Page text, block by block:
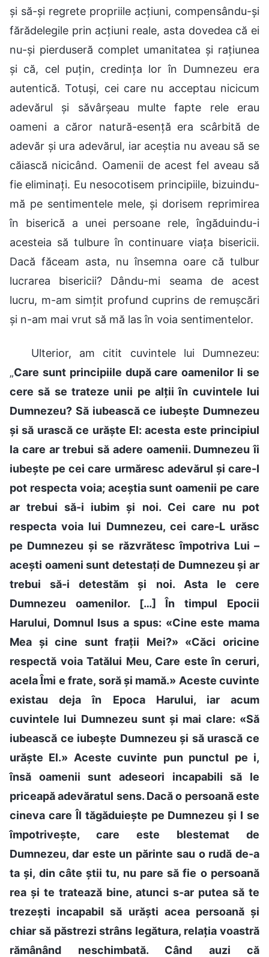
și să-și regrete propriile acțiuni, compensându-și
fărădelegile prin acțiuni reale, asta dovedea că ei
nu-și pierduseră complet umanitatea și rațiunea
și că, cel puțin, credința lor în Dumnezeu era
autentică. Totuși, cei care nu acceptau nicicum
adevărul și săvârșeau multe fapte rele erau
oameni a căror natură-esență era scârbită de
adevăr și ura adevărul, iar aceștia nu aveau să se
căiască nicicând. Oamenii de acest fel aveau să
fie eliminați. Eu nesocotisem principiile, bizuindu-
mă pe sentimentele mele, și dorisem reprimirea
în biserică a unei persoane rele, îngăduindu-i
acesteia să tulbure în continuare viața bisericii.
Dacă făceam asta, nu însemna oare că tulbur
lucrarea bisericii? Dându-mi seama de acest
lucru, m-am simțit profund cuprins de remușcări
și n-am mai vrut să mă las în voia sentimentelor.
Ulterior, am citit cuvintele lui Dumnezeu:
„Care sunt principiile după care oamenilor li se
cere să se trateze unii pe alții în cuvintele lui
Dumnezeu? Să iubească ce iubește Dumnezeu
și să urască ce urăște El: acesta este principiul
la care ar trebui să adere oamenii. Dumnezeu îi
iubește pe cei care urmăresc adevărul și care-I
pot respecta voia; aceștia sunt oamenii pe care
ar trebui să-i iubim și noi. Cei care nu pot
respecta voia lui Dumnezeu, cei care-L urăsc
pe Dumnezeu și se răzvrătesc împotriva Lui –
acești oameni sunt detestați de Dumnezeu și ar
trebui să-i detestăm și noi. Asta le cere
Dumnezeu oamenilor. […] În timpul Epocii
Harului, Domnul Isus a spus: «Cine este mama
Mea și cine sunt frații Mei?» «Căci oricine
respectă voia Tatălui Meu, Care este în ceruri,
acela Îmi e frate, soră și mamă.» Aceste cuvinte
existau deja în Epoca Harului, iar acum
cuvintele lui Dumnezeu sunt și mai clare: «Să
iubească ce iubește Dumnezeu și să urască ce
urăște El.» Aceste cuvinte pun punctul pe i,
însă oamenii sunt adeseori incapabili să le
priceapă adevăratul sens. Dacă o persoană este
cineva care Îl tăgăduiește pe Dumnezeu și I se
împotrivește, care este blestemat de
Dumnezeu, dar este un părinte sau o rudă de-a
ta și, din câte știi tu, nu pare să fie o persoană
rea și te tratează bine, atunci s-ar putea să te
trezești incapabil să urăști acea persoană și
chiar să păstrezi strâns legătura, relația voastră
rămânând neschimbată. Când auzi că